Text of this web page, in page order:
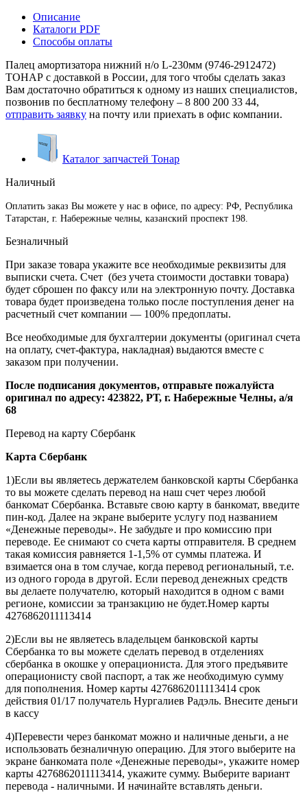
Описание
Каталоги PDF
Способы оплаты
Палец амортизатора нижний н/о L-230мм (9746-2912472)
ТОНАР с доставкой в России, для того чтобы сделать заказ
Вам достаточно обратиться к одному из наших специалистов,
позвонив по бесплатному телефону – 8 800 200 33 44,
отправить заявку на почту или приехать в офис компании.
Каталог запчастей Тонар
Наличный
Оплатить заказ Вы можете у нас в офисе, по адресу: РФ, Республика
Татарстан, г. Набережные челны, казанский проспект 198.
Безналичный
При заказе товара укажите все необходимые реквизиты для
выписки счета. Счет (без учета стоимости доставки товара)
будет сброшен по факсу или на электронную почту. Доставка
товара будет произведена только после поступления денег на
расчетный счет компании — 100% предоплаты.
Все необходимые для бухгалтерии документы (оригинал счета
на оплату, счет-фактура, накладная) выдаются вместе с
заказом при получении.
После подписания документов, отправьте пожалуйста
оригинал по адресу: 423822, РТ, г. Набережные Челны, а/я
68
Перевод на карту Сбербанк
Карта Сбербанк
1)Если вы являетесь держателем банковской карты Сбербанка
то вы можете сделать перевод на наш счет через любой
банкомат Сбербанка. Вставьте свою карту в банкомат, введите
пин-код. Далее на экране выберите услугу под названием
«Денежные переводы». Не забудьте и про комиссию при
переводе. Ее снимают со счета карты отправителя. В среднем
такая комиссия равняется 1-1,5% от суммы платежа. И
взимается она в том случае, когда перевод региональный, т.е.
из одного города в другой. Если перевод денежных средств
вы делаете получателю, который находится в одном с вами
регионе, комиссии за транзакцию не будет.Номер карты
4276862011113414
2)Если вы не являетесь владельцем банковской карты
Сбербанка то вы можете сделать перевод в отделениях
сбербанка в окошке у операциониста. Для этого предъявите
операционисту свой паспорт, а так же необходимую сумму
для пополнения. Номер карты 4276862011113414 срок
действия 01/17 получатель Нургалиев Радэль. Внесите деньги
в кассу
4)Перевести через банкомат можно и наличные деньги, а не
использовать безналичную операцию. Для этого выберите на
экране банкомата поле «Денежные переводы», укажите номер
карты 4276862011113414, укажите сумму. Выберите вариант
перевода - наличными. И начинайте вставлять деньги.